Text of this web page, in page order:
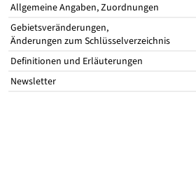
Allgemeine Angaben, Zuordnungen
Gebietsveränderungen,
Änderungen zum Schlüsselverzeichnis
Definitionen und Erläuterungen
Newsletter